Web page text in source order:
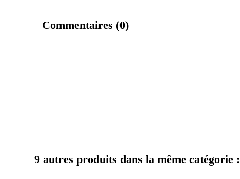
Commentaires (0)
9 autres produits dans la même catégorie :